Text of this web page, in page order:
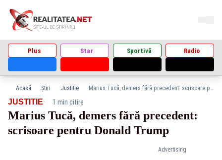
Plus Star Sportivă Radio
Acasă Știri Justitie Marius Tucă, demers fără precedent: scrisoare pentru Donald Trump
Advertising
JUSTITIE· 1 min citire
Marius Tucă, demers fără precedent:
scrisoare pentru Donald Trump